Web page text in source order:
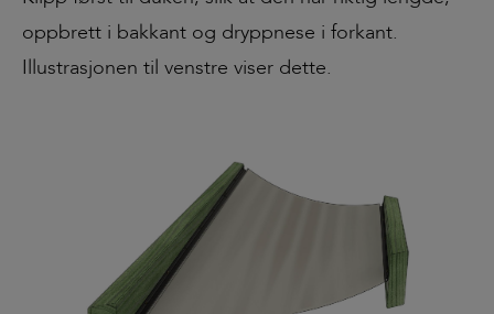
oppbrett i bakkant og dryppnese i forkant.
Illustrasjonen til venstre viser dette.